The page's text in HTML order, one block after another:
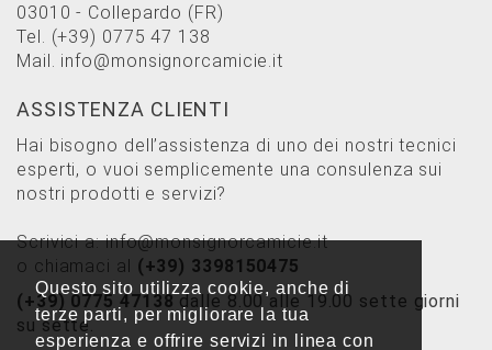
Questo sito utilizza cookie, anche di
terze parti, per migliorare la tua
esperienza e offrire servizi in linea con
03010 - Collepardo (FR)
Tel. (+39) 0775 47 138
Mail. info@monsignorcamicie.it
ASSISTENZA CLIENTI
Hai bisogno dell’assistenza di uno dei nostri tecnici
esperti, o vuoi semplicemente una consulenza sui
nostri prodotti e servizi?
Scrivici a:info@monsignorcamicie.it
o chiamaci al (+39) 3398150475
(+39) 0775 47138 dalle 8.00 alle 19.00 sette giorni
su sette.